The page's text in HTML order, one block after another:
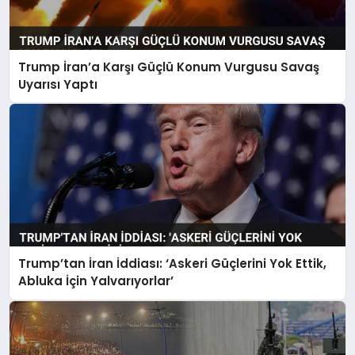
Trump İran’a Karşı Güçlü Konum Vurgusu Savaş
Uyarısı Yaptı
Trump’tan İran İddiası: ‘Askeri Güçlerini Yok Ettik,
Abluka İçin Yalvarıyorlar’